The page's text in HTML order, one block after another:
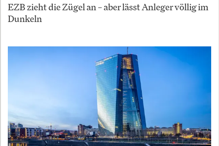
EZB zieht die Zügel an – aber lässt Anleger völlig im
Dunkeln